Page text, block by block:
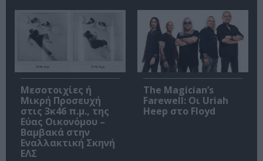
Μεσοτοιχίες ή
Μικρή Προσευχή
στις 3κ46 π.μ., της
Εύας Οικονόμου –
Βαμβακά στην
Εναλλακτική Σκηνή
ΕΛΣ
The Magician’s
Farewell: Οι Uriah
Heep στο Floyd